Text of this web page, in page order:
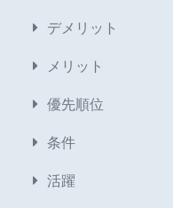
デメリット
メリット
優先順位
条件
活躍